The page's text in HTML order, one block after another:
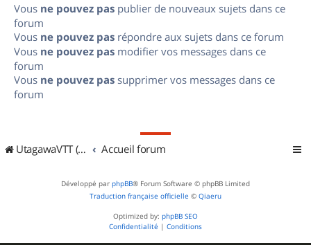
Vous ne pouvez pas publier de nouveaux sujets dans ce
forum
Vous ne pouvez pas répondre aux sujets dans ce forum
Vous ne pouvez pas modifier vos messages dans ce
forum
Vous ne pouvez pas supprimer vos messages dans ce
forum
UtagawaVTT (Randos VTT et VTTAE avec traces GPS) Accueil forum
Développé par phpBB® Forum Software © phpBB Limited
Traduction française officielle © Qiaeru
Optimized by: phpBB SEO
Confidentialité | Conditions